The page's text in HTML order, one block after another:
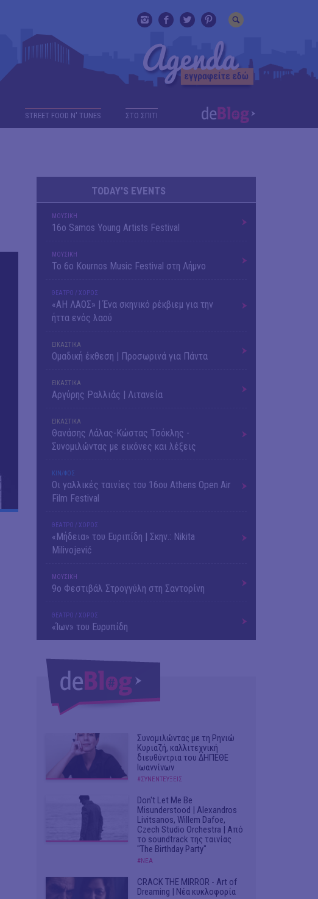
STREET FOOD N' TUNES ΣΤΟ ΣΠΙΤΙ
TODAY'S EVENTS
ΜΟΥΣΙΚΗ
16o Samos Young Artists Festival
ΜΟΥΣΙΚΗ
Το 6ο Kournos Music Festival στη Λήμνο
ΘΕΑΤΡΟ / ΧΟΡΟΣ
«ΑΗ ΛΑΟΣ» | Ένα σκηνικό ρέκβιεμ για την
ήττα ενός λαού
ΕΙΚΑΣΤΙΚΑ
Ομαδική έκθεση | Προσωρινά για Πάντα
ΕΙΚΑΣΤΙΚΑ
Αργύρης Ραλλιάς | Λιτανεία
ΕΙΚΑΣΤΙΚΑ
Θανάσης Λάλας-Κώστας Τσόκλης -
Συνομιλώντας με εικόνες και λέξεις
ΚΙΝ/ΦΟΣ
Οι γαλλικές ταινίες του 16ου Athens Open Air
Film Festival
ΘΕΑΤΡΟ / ΧΟΡΟΣ
«Μήδεια» του Ευριπίδη | Σκην.: Nikita
Milivojević
ΜΟΥΣΙΚΗ
9o Φεστιβάλ Στρογγύλη στη Σαντορίνη
ΘΕΑΤΡΟ / ΧΟΡΟΣ
«Ίων» του Ευρυπίδη
Συνομιλώντας με τη Ρηνιώ
Κυριαζή, καλλιτεχνική
διευθύντρια του ΔΗΠΕΘΕ
Ιωαννίνων
#ΣΥΝΕΝΤΕΥΞΕΙΣ
Don't Let Me Be
Misunderstood | Alexandros
Livitsanos, Willem Dafoe,
Czech Studio Orchestra | Από
το soundtrack της ταινίας
"The Birthday Party"
#ΝΕΑ
CRACK THE MIRROR - Art of
Dreaming | Νέα κυκλοφορία